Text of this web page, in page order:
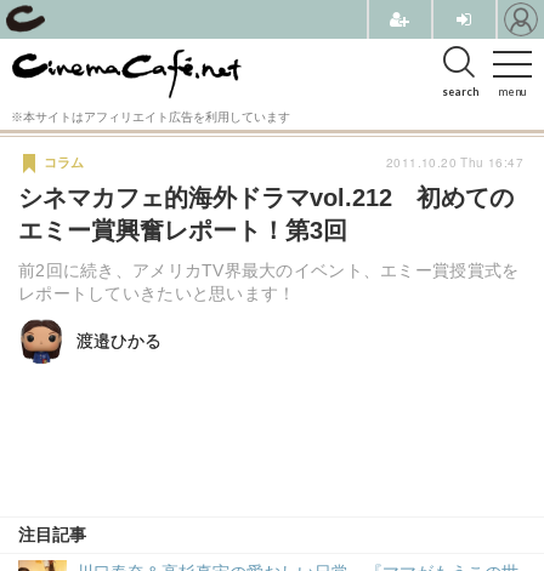
menu
search
※本サイトはアフィリエイト広告を利用しています
シネマカフェ的海外ドラマvol.212 初めての
エミー賞興奮レポート！第3回
前2回に続き、アメリカTV界最大のイベント、エミー賞授賞式を
レポートしていきたいと思います！
コラム
渡邉ひかる
渡邉ひかる
注目記事
2011.10.20 Thu 16:47